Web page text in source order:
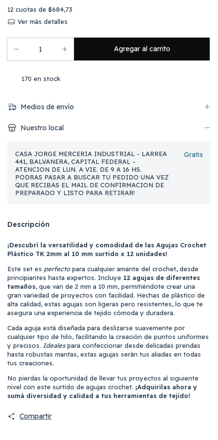
12 cuotas de $684,73
Ver más detalles
170 en stock
Medios de envío
Nuestro local
CASA JORGE MERCERIA INDUSTRIAL - LARREA
441, BALVANERA, CAPITAL FEDERAL -
ATENCION DE LUN. A VIE. DE 9 A 16 HS.
PODRAS PASAR A BUSCAR TU PEDIDO UNA VEZ
QUE RECIBAS EL MAIL DE CONFIRMACION DE
PREPARADO Y LISTO PARA RETIRAR!
Gratis
Descripción
¡Descubrí la versatilidad y comodidad de las Agujas Crochet
Plástico TK 2mm al 10 mm surtido x 12 unidades!
Este set es perfectopara cualquier amante del crochet, desde
principiantes hasta expertos. Incluye 12 agujas de diferentes
tamaños, que van de 2 mm a 10 mm, permitiéndote crear una
gran variedad de proyectos con facilidad. Hechas de plástico de
alta calidad, estas agujas son ligeras pero resistentes, lo que te
asegura una experiencia de tejido cómoda y duradera.
Cada aguja está diseñada para deslizarse suavemente por
cualquier tipo de hilo, facilitando la creación de puntos uniformes
y precisos. Idealespara confeccionar desde delicadas prendas
hasta robustas mantas, estas agujas serán tus aliadas en todas
tus creaciones.
No pierdas la oportunidad de llevar tus proyectos al siguiente
nivel con este surtido de agujas crochet. ¡Adquirilas ahora y
sumá diversidad y calidad a tus herramientas de tejido!
Compartir